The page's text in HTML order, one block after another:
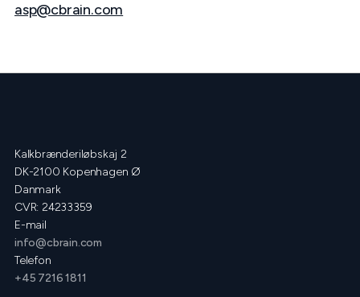
asp@cbrain.com
Kalkbrænderiløbskaj 2
DK-2100 Kopenhagen Ø
Danmark
CVR: 24233359
E-mail
info@cbrain.com
Telefon
+45 7216 1811